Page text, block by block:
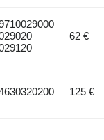
62 €
125 €